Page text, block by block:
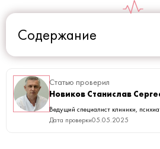
Содержание
Статью проверил
Новиков Станислав
Ведущий специалист клиники,
Дата проверки05.05.2025